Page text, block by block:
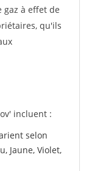
à effet de
qu'ils
incluent :
selon
Jaune, Violet,